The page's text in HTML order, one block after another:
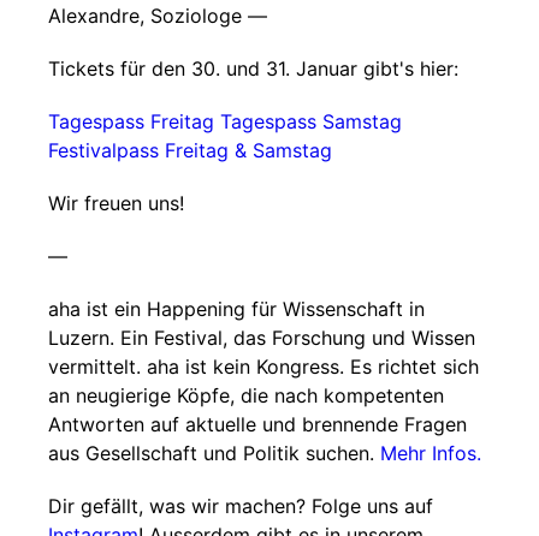
Alexandre, Soziologe —
Tickets für den 30. und 31. Januar gibt's hier:
Tagespass Freitag Tagespass Samstag
Festivalpass Freitag & Samstag
Wir freuen uns!
—
aha ist ein Happening für Wissenschaft in
Luzern. Ein Festival, das Forschung und Wissen
vermittelt. aha ist kein Kongress. Es richtet sich
an neugierige Köpfe, die nach kompetenten
Antworten auf aktuelle und brennende Fragen
aus Gesellschaft und Politik suchen. Mehr Infos.
Dir gefällt, was wir machen? Folge uns auf